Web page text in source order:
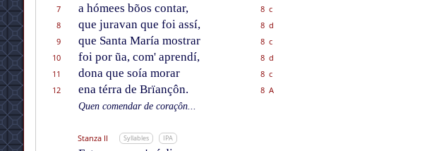
7
a hómees bõos contar,
8 c
8
que juravan que foi assí,
8 d
9
que Santa María mostrar
8 c
10
foi por ũa, com' aprendí,
8 d
11
dona que soía morar
8 c
12
ena térra de Brïançôn.
8 A
Quen comendar de coraçôn...
Stanza II Syllables IPA